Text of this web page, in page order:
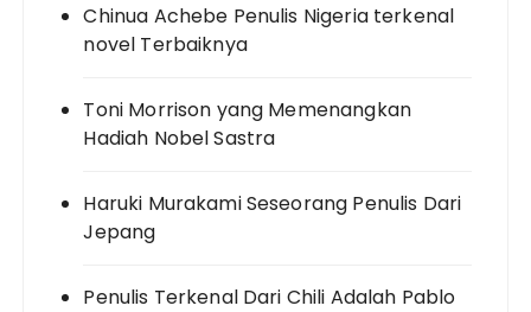
Chinua Achebe Penulis Nigeria terkenal
novel Terbaiknya
Toni Morrison yang Memenangkan
Hadiah Nobel Sastra
Haruki Murakami Seseorang Penulis Dari
Jepang
Penulis Terkenal Dari Chili Adalah Pablo